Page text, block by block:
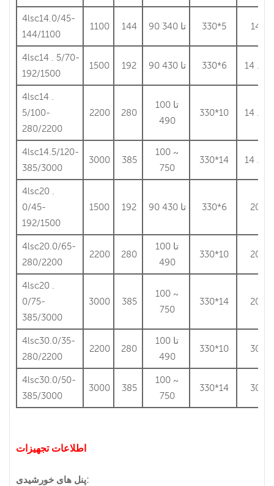
4lsc14.0/45-
144/1100
1100 144 90 تا 340 330*5 14
4lsc14 . 5/70-
192/1500
1500 192 90 تا 430 330*6 14 . 5
4lsc14 .
5/100-
280/2200
2200 280
100 تا
490
330*10 14 . 5
4lsc14.5/120-
385/3000
3000 385
100 ~
750
330*14 14 . 5
4lsc20 .
0/45-
192/1500
1500 192 90 تا 430 330*6 20
4lsc20.0/65-
280/2200
2200 280
100 تا
490
330*10 20
4lsc20 .
0/75-
385/3000
3000 385
100 ~
750
330*14 20
4lsc30.0/35-
280/2200
2200 280
100 تا
490
330*10 30
4lsc30.0/50-
385/3000
3000 385
100 ~
750
330*14 30
اطلاعات تجهیزات
پنل های خورشیدی: